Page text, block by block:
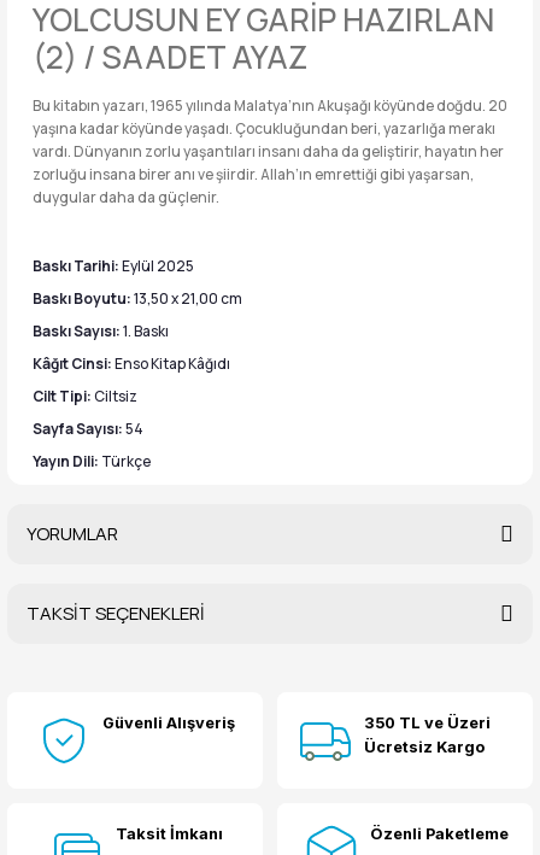
YOLCUSUN EY GARİP HAZIRLAN
(2) / SAADET AYAZ
Bu kitabın yazarı, 1965 yılında Malatya’nın Akuşağı köyünde doğdu. 20
yaşına kadar köyünde yaşadı. Çocukluğundan beri, yazarlığa merakı
vardı. Dünyanın zorlu yaşantıları insanı daha da geliştirir, hayatın her
zorluğu insana birer anı ve şiirdir. Allah’ın emrettiği gibi yaşarsan,
duygular daha da güçlenir.
Baskı Tarihi:Eylül 2025
Baskı Boyutu:13,50 x 21,00 cm
Baskı Sayısı:1. Baskı
Kâğıt Cinsi:Enso Kitap Kâğıdı
Cilt Tipi:Ciltsiz
Sayfa Sayısı:54
Yayın Dili: Türkçe
YORUMLAR
Yorum Yaz
TAKSİT SEÇENEKLERİ
Güvenli Alışveriş
350 TL ve Üzeri
Ücretsiz Kargo
Taksit İmkanı Özenli Paketleme